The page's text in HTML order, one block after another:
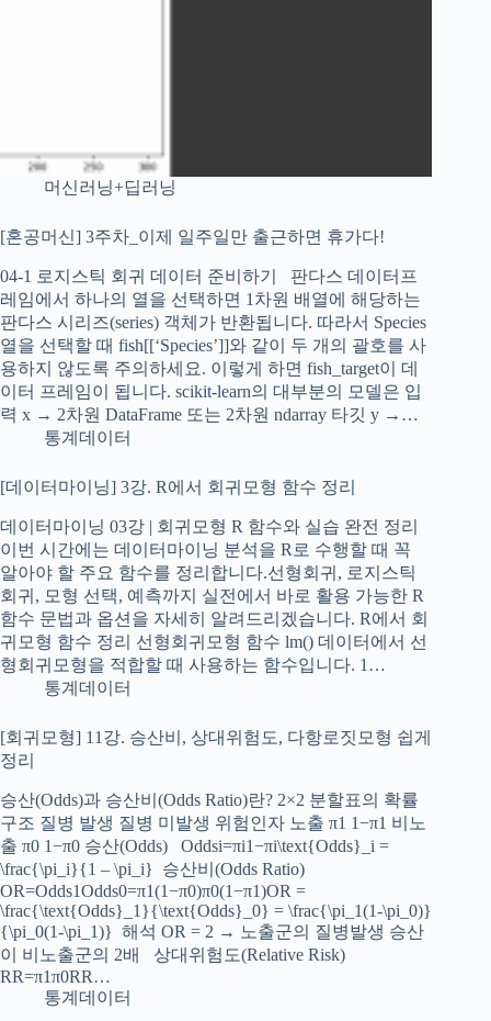
머신러닝+딥러닝
[혼공머신] 3주차_이제 일주일만 출근하면 휴가다!
04-1 로지스틱 회귀 데이터 준비하기 판다스 데이터프
레임에서 하나의 열을 선택하면 1차원 배열에 해당하는
판다스 시리즈(series) 객체가 반환됩니다. 따라서 Species
열을 선택할 때 fish[[‘Species’]]와 같이 두 개의 괄호를 사
용하지 않도록 주의하세요. 이렇게 하면 fish_target이 데
이터 프레임이 됩니다. scikit-learn의 대부분의 모델은 입
력 x → 2차원 DataFrame 또는 2차원 ndarray 타깃 y →…
통계데이터
[데이터마이닝] 3강. R에서 회귀모형 함수 정리
데이터마이닝 03강 | 회귀모형 R 함수와 실습 완전 정리
이번 시간에는 데이터마이닝 분석을 R로 수행할 때 꼭
알아야 할 주요 함수를 정리합니다.선형회귀, 로지스틱
회귀, 모형 선택, 예측까지 실전에서 바로 활용 가능한 R
함수 문법과 옵션을 자세히 알려드리겠습니다. R에서 회
귀모형 함수 정리 선형회귀모형 함수 lm() 데이터에서 선
형회귀모형을 적합할 때 사용하는 함수입니다. 1…
통계데이터
[회귀모형] 11강. 승산비, 상대위험도, 다항로짓모형 쉽게
정리
승산(Odds)과 승산비(Odds Ratio)란? 2×2 분할표의 확률
구조 질병 발생 질병 미발생 위험인자 노출 π1 1−π1 비노
출 π0 1−π0 승산(Odds) Oddsi=πi1−πi\text{Odds}_i =
\frac{\pi_i}{1 – \pi_i} ​​ 승산비(Odds Ratio)
OR=Odds1Odds0=π1(1−π0)π0(1−π1)OR =
\frac{\text{Odds}_1}{\text{Odds}_0} = \frac{\pi_1(1-\pi_0)}
{\pi_0(1-\pi_1)} ​ 해석 OR = 2 → 노출군의 질병발생 승산
이 비노출군의 2배 상대위험도(Relative Risk)
RR=π1π0RR…
통계데이터